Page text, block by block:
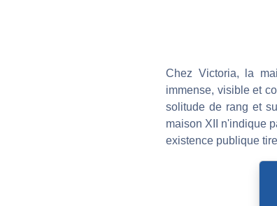
Chez Victoria, la
immense, visible et
solitude de rang et
maison XII n'indique
existence publique